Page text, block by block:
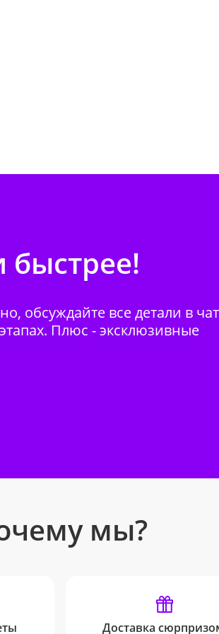
обсуждайте все детали в
Плюс - эксклюзивные
мы?
Доставка